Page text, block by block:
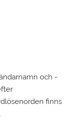
och -
finns